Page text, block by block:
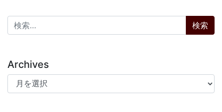
検索:
Archives
Archives